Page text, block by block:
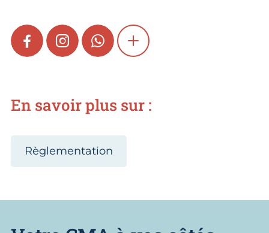
FACEBOOKINSTAGRAMWHATSAPPSHOW MORE
En savoir plus sur :
Règlementation